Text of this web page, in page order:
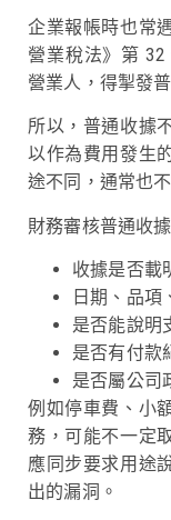
企業報帳時也常
營業稅法》第
營業人，得掣發
所以，普通收據
以作為費用發生
途不同，通常也
財務審核普通收
收據是否載
日期、品項
是否能說明
是否有付款
是否屬公司
例如停車費、小
務，可能不一定
應同步要求用途
出的漏洞。